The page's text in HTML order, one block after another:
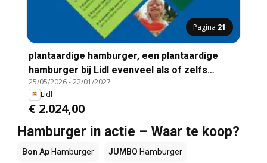
Pagina 21
plantaardige hamburger, een plantaardige
hamburger bij Lidl evenveel als of zelfs
minder dan de "gewone" hamburger
25/05/2026-22/01/2027
Lidl
€ 2.024,00
Hamburger in actie – Waar te koop?
Bon Ap Hamburger JUMBO Hamburger